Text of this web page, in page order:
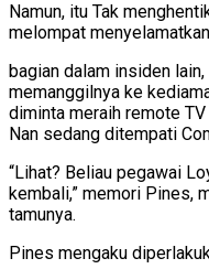
Namun, itu Tak
melompat
bagian dalam insiden
memanggilnya ke
diminta meraih remote
Nan sedang ditempati
“Lihat? Beliau pegawai
kembali,” memori Pines,
tamunya.
Pines mengaku